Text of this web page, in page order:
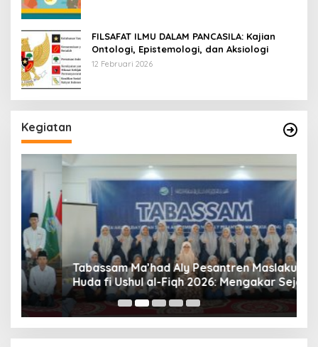
FILSAFAT ILMU DALAM PANCASILA: Kajian
Ontologi, Epistemologi, dan Aksiologi
12 Februari 2026
Kegiatan
Tabassam Ma’had Aly Pesantren Maslakul
Huda fi Ushul al-Fiqh 2026: Mengakar Sejarah,
Menjangkau Peradaban”